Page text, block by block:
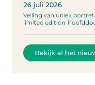
26 juli 2026
Veiling van uniek
limited edition-
Bekijk al het